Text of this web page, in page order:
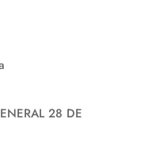
28 DE